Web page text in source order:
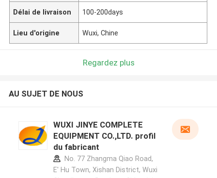
Délai de livraison 100-200days
Lieu d'origine Wuxi, Chine
Regardez plus
AU SUJET DE NOUS
WUXI JINYE COMPLETE
EQUIPMENT CO.,LTD. profil
du fabricant
No. 77 Zhangma Qiao Road,
E' Hu Town, Xishan District, Wuxi